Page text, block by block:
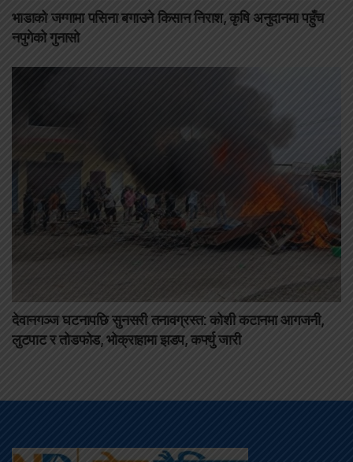
भाडाको जग्गामा पसिना बगाउने किसान निराश, कृषि अनुदानमा पहुँच
नपुगेको गुनासो
देवानगञ्ज घटनापछि सुनसरी तनावग्रस्त: कोशी कटानमा आगजनी,
लुटपाट र तोडफोड, भोक्राहामा झडप, कर्फ्यु जारी